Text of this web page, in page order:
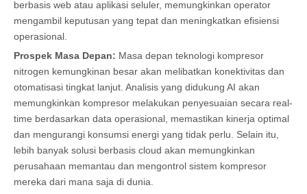
berbasis web atau aplikasi seluler, memungkinkan operator
mengambil keputusan yang tepat dan meningkatkan efisiensi
operasional.
Prospek Masa Depan: Masa depan teknologi kompresor
nitrogen kemungkinan besar akan melibatkan konektivitas dan
otomatisasi tingkat lanjut. Analisis yang didukung AI akan
memungkinkan kompresor melakukan penyesuaian secara real-
time berdasarkan data operasional, memastikan kinerja optimal
dan mengurangi konsumsi energi yang tidak perlu. Selain itu,
lebih banyak solusi berbasis cloud akan memungkinkan
perusahaan memantau dan mengontrol sistem kompresor
mereka dari mana saja di dunia.